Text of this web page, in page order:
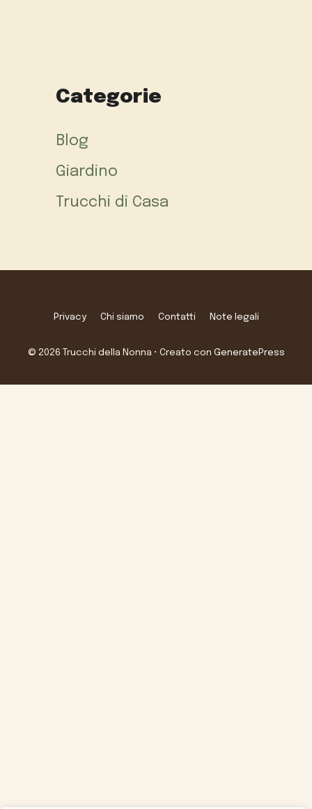
Categorie
Blog
Giardino
Trucchi di Casa
Privacy Chi siamo Contatti Note legali
© 2026 Trucchi della Nonna • Creato con GeneratePress